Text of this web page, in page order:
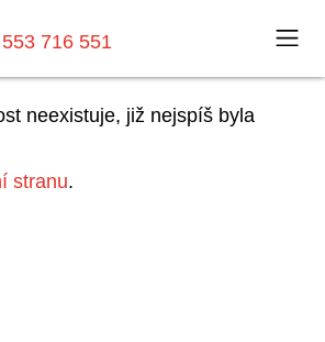
553 716 551
neexistuje, již nejspíš byla
stranu.